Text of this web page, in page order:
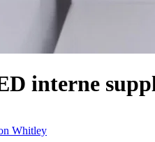
interne
Whitley